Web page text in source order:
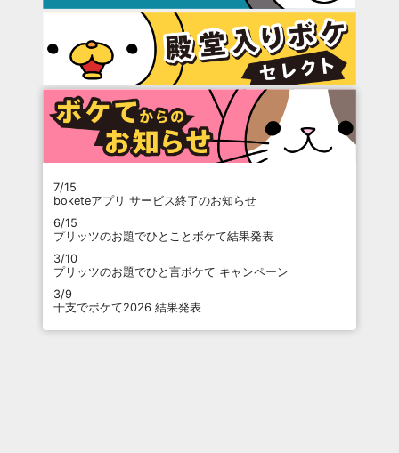
7/15
boketeアプリ サービス終了のお知らせ
6/15
プリッツのお題でひとことボケて結果発表
3/10
プリッツのお題でひと言ボケて キャンペーン
3/9
干支でボケて2026 結果発表